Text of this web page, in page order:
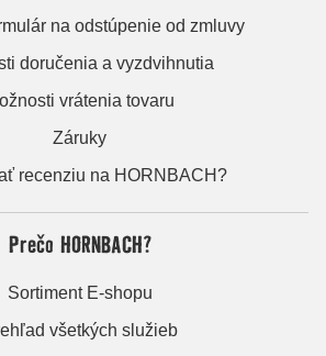
na odstúpenie od zmluvy
doručenia a vyzdvihnutia
vrátenia tovaru
Záruky
recenziu na HORNBACH?
Prečo HORNBACH?
Sortiment E-shopu
všetkých služieb